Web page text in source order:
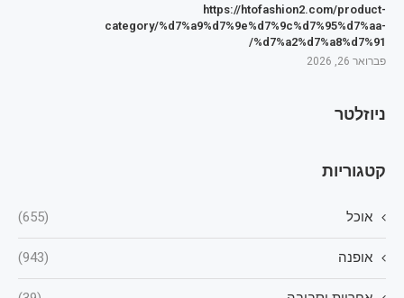
https://htofashion2.com/product-
category/%d7%a9%d7%9e%d7%9c%d7%95%d7%aa-
%d7%a2%d7%a8%d7%91/
פברואר 26, 2026
ניוזלטר
קטגוריות
אוכל (655)
אופנה (943)